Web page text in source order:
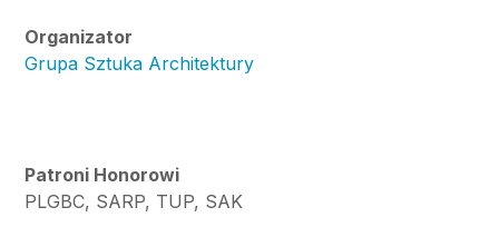
Organizator
Grupa Sztuka Architektury
Patroni Honorowi
PLGBC, SARP, TUP, SAK